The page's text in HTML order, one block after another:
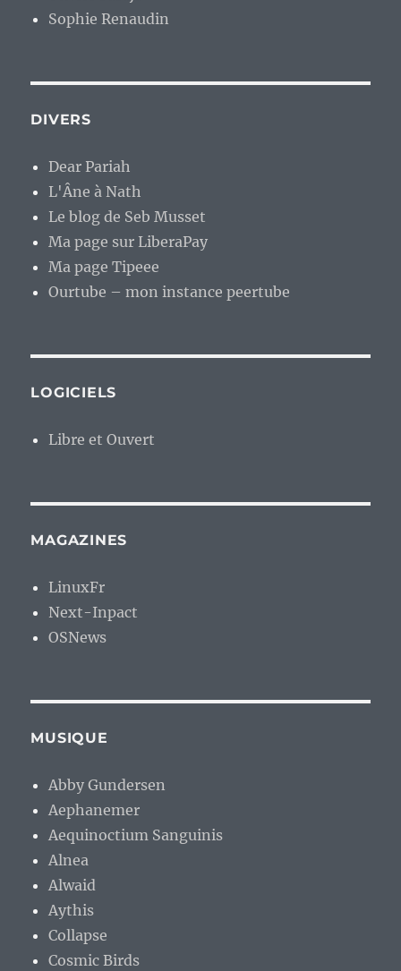
Sophie Renaudin
DIVERS
Dear Pariah
L'Âne à Nath
Le blog de Seb Musset
Ma page sur LiberaPay
Ma page Tipeee
Ourtube – mon instance peertube
LOGICIELS
Libre et Ouvert
MAGAZINES
LinuxFr
Next-Inpact
OSNews
MUSIQUE
Abby Gundersen
Aephanemer
Aequinoctium Sanguinis
Alnea
Alwaid
Aythis
Collapse
Cosmic Birds